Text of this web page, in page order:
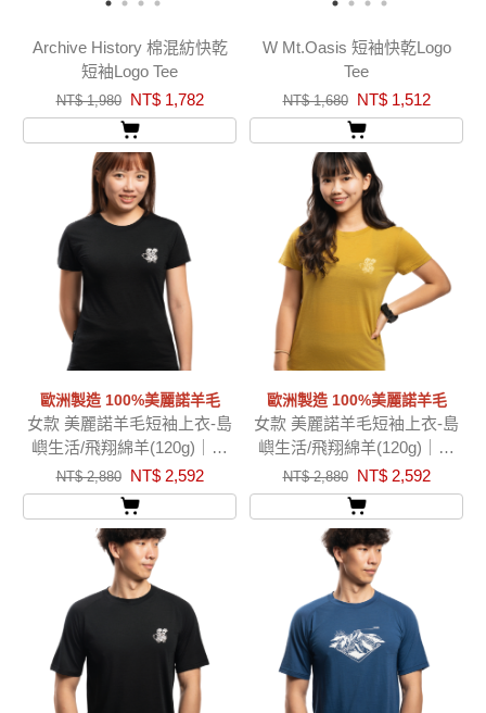
Archive History 棉混紡快乾
短袖Logo Tee
NT$ 1,980 NT$ 1,782
W Mt.Oasis 短袖快乾Logo
Tee
NT$ 1,680 NT$ 1,512
歐洲製造 100%美麗諾羊毛
女款 美麗諾羊毛短袖上衣-島
嶼生活/飛翔綿羊(120g)｜黑
色
NT$ 2,880 NT$ 2,592
歐洲製造 100%美麗諾羊毛
女款 美麗諾羊毛短袖上衣-島
嶼生活/飛翔綿羊(120g)｜芥
末黃
NT$ 2,880 NT$ 2,592